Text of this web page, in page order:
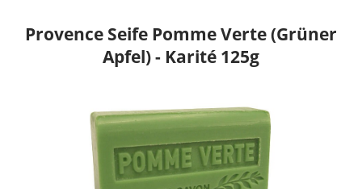
Provence Seife Pomme Verte (Grüner
Apfel) - Karité 125g